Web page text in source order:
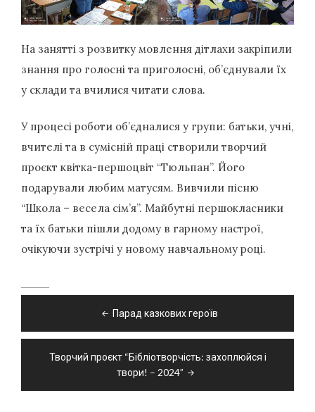
На занятті з розвитку мовлення дітлахи закріпили
знання про голосні та приголосні, об’єднували їх
у склади та вчилися читати слова.
У процесі роботи об’єдналися у групи: батьки, учні,
вчителі та в сумісній праці створили творчий
проєкт квітка-першоцвіт “Тюльпан”. Його
подарували любим матусям. Вивчили пісню
“Школа – весела сім’я”. Майбутні першокласники
та їх батьки пішли додому в гарному настрої,
очікуючи зустрічі у новому навчальному році.
Парад казкових героїв
Творчий проєкт “Бібліотворчість: захоплюйся і
твори! – 2024”